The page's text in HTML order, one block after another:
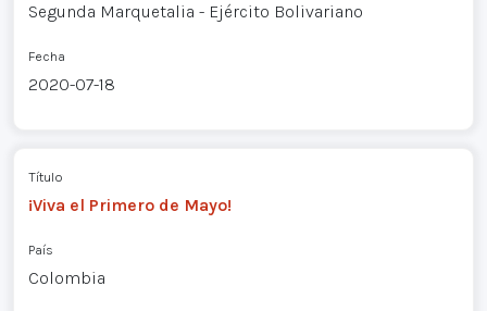
Segunda Marquetalia - Ejército Bolivariano
Fecha
2020-07-18
Título
¡Viva el Primero de Mayo!
País
Colombia